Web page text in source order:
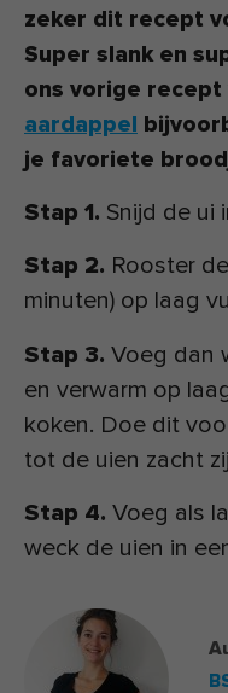
zeker dit recept
Super slank en
ons vorige recept
aardappel
je favoriete
Stap 1. Snijd de ui
Stap 2. Rooster
minuten) op laag
Stap 3. Voeg dan
en verwarm op
koken. Doe dit
tot de uien zacht
Stap 4. Voeg als
weck de uien in